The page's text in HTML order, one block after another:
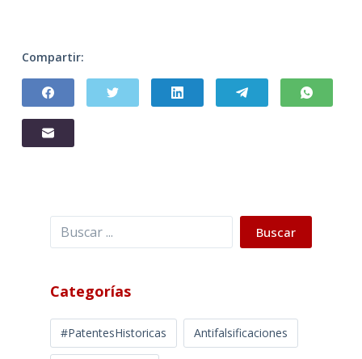
Compartir:
Buscar Buscar
Categorías
#PatentesHistoricas Antifalsificaciones